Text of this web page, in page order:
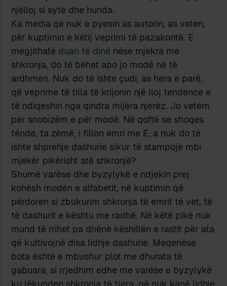
njëlloj si sytë dhe hunda.
Ka media që nuk e pyesin as autorin, as veten,
për kuptimin e këtij veprimi të pazakontë. E
megjithatë duan të dinë nëse mjekra me
shkronja, do të bëhet apo jo modë në të
ardhmen. Nuk do të ishte çudi, as hera e parë,
që veprime të tilla të krijonin një lloj tendence e
të ndiqeshin nga qindra mijëra njerëz. Jo vetëm
për snobizëm e për modë. Në qoftë se shoqes
tënde, ta zëmë, i fillon emri me E, a nuk do të
ishte shprehje dashurie sikur të stampoje mbi
mjekër pikërisht atë shkronjë?
Shumë varëse dhe byzylykë e ndjekin prej
kohësh modën e alfabetit, në kuptimin që
përdoren si zbukurim shkronja të emrit të vet, të
të dashurit e kështu me radhë. Në këtë pikë nuk
mund të rrihet pa dhënë këshillën e rastit për ata
që kultivojnë disa lidhje dashurie. Meqenëse
bota është e mbushur plot me dhurata të
gabuara, si rrjedhim edhe me varëse e byzylykë